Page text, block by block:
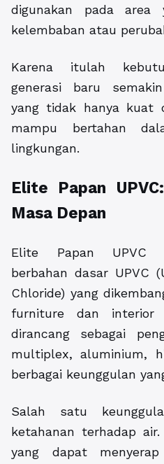
digunakan pada area
kelembaban atau
Karena itulah
generasi baru
yang tidak hanya kuat
mampu bertahan
lingkungan.
Elite Papan
Masa Depan
Elite Papan UPVC
berbahan dasar UPVC
Chloride) yang
furniture dan interior
dirancang sebagai
multiplex, aluminium,
berbagai keunggulan
Salah satu
ketahanan terhadap
yang dapat